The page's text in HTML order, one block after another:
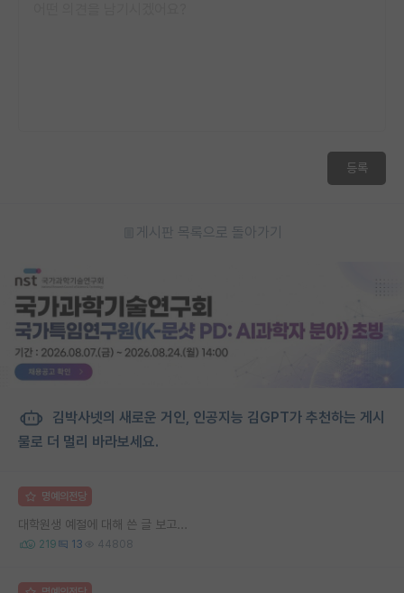
등록
게시판 목록으로 돌아가기
김박사넷의 새로운 거인, 인공지능 김GPT가 추천하는 게시
물로 더 멀리 바라보세요.
명예의전당
대학원생 예절에 대해 쓴 글 보고...
219 13 44808